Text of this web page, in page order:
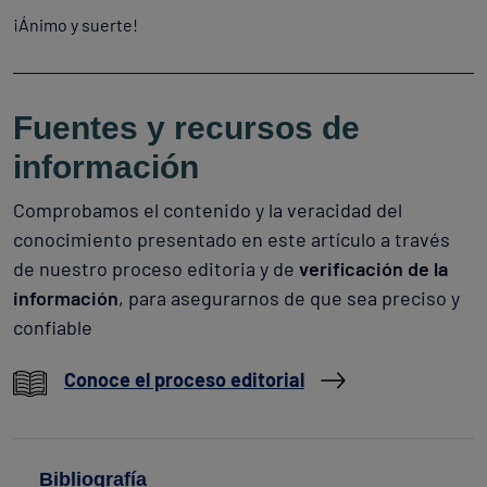
¡Ánimo y suerte!
Fuentes y recursos de
información
Comprobamos el contenido y la veracidad del
conocimiento presentado en este artículo a través
de nuestro proceso editoria y de verificación de la
información, para asegurarnos de que sea preciso y
confiable
Conoce el proceso editorial
Bibliografía